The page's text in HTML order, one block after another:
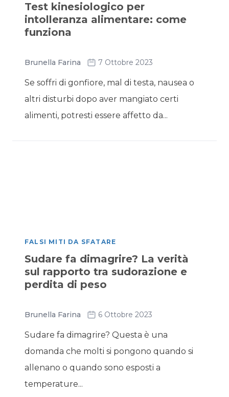
Test kinesiologico per
intolleranza alimentare: come
funziona
Brunella Farina 7 Ottobre 2023
Se soffri di gonfiore, mal di testa, nausea o
altri disturbi dopo aver mangiato certi
alimenti, potresti essere affetto da...
FALSI MITI DA SFATARE
Sudare fa dimagrire? La verità
sul rapporto tra sudorazione e
perdita di peso
Brunella Farina 6 Ottobre 2023
Sudare fa dimagrire? Questa è una
domanda che molti si pongono quando si
allenano o quando sono esposti a
temperature...